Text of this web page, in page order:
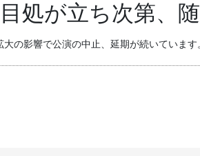
処が立ち次第、
の影響で公演の中止、延期が続いていま